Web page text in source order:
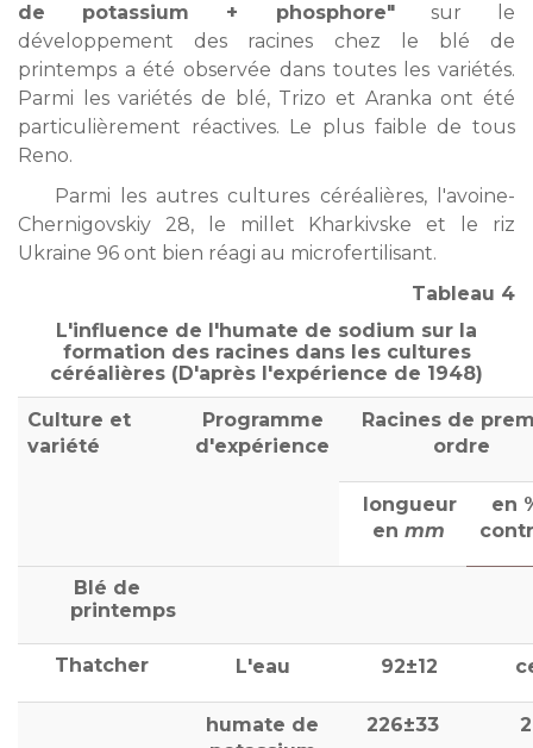
de potassium + phosphore"sur le
développement des racines chez le blé de
printemps a été observée dans toutes les variétés.
Parmi les variétés de blé, Trizo et Aranka ont été
particulièrement réactives. Le plus faible de tous
Reno.
Parmi les autres cultures céréalières, l'avoine-
Chernigovskiy 28, le millet Kharkivske et le riz
Ukraine 96 ont bien réagi au microfertilisant.
Tableau 4
L'influence de l'humate de sodium sur la
formation des racines dans les cultures
céréalières (D'après l'expérience de 1948)
Culture et
variété
Programme
d'expérience
Racines de
ordre
longueur
enmm
en
Blé de
printemps
Thatcher L'eau 92±12
humate de
226±33